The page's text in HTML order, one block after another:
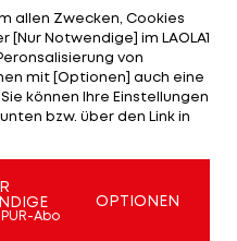
Die Zuschauer
gegen
"Irgend ein Typ
wegwerfen", so
Wir arbeiten für
allen Zwecken, Cookies
Notwendige] im LAOLA1
von
mit [Optionen] auch eine
können Ihre Einstellungen
bzw. über den Link in
Abo
OPTIONEN